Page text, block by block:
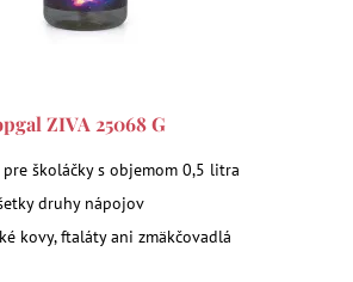
ZIVA 25068 G
školáčky s objemom 0,5 litra
druhy nápojov
kovy, ftaláty ani zmäkčovadlá